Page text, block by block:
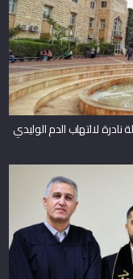
لالتهاب الدم الوليدي